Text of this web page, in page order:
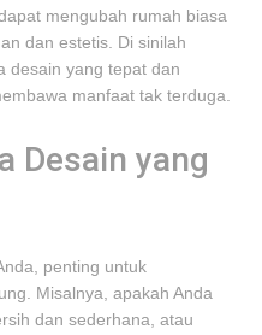
mengubah rumah biasa
dan estetis. Di sinilah
desain yang tepat dan
manfaat tak terduga.
Desain yang
penting untuk
Misalnya, apakah Anda
dan sederhana, atau